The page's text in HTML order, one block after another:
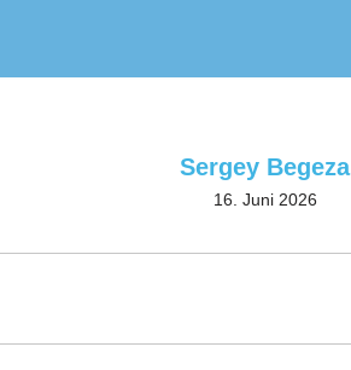
Sergey Begeza
16. Juni 2026